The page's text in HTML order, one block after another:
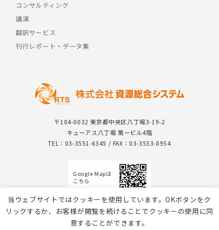
〒104-0032 東京都中央区八丁堀3-19-2
キューアス八丁堀 第一ビル4階
TEL：03-3551-6345 / FAX：03-3553-8954
Google Mapは
こちら
コンサルティング
講演
翻訳サービス
刊行レポート・データ集
当ウェブサイトではクッキーを使用しています。OKボタンをク
リックするか、お客様が閲覧を続けることでクッキーの使用に同
意することができます。